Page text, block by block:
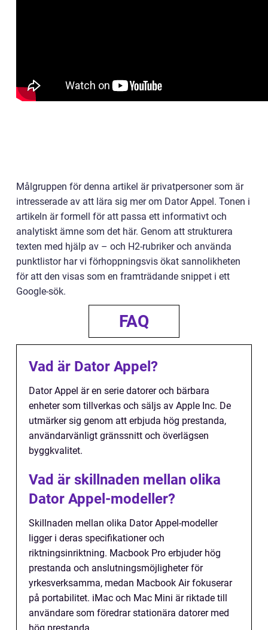
Målgruppen för denna artikel är privatpersoner som är
intresserade av att lära sig mer om Dator Appel. Tonen i
artikeln är formell för att passa ett informativt och
analytiskt ämne som det här. Genom att strukturera
texten med hjälp av – och H2-rubriker och använda
punktlistor har vi förhoppningsvis ökat sannolikheten
för att den visas som en framträdande snippet i ett
Google-sök.
FAQ
Vad är Dator Appel?
Dator Appel är en serie datorer och bärbara
enheter som tillverkas och säljs av Apple Inc. De
utmärker sig genom att erbjuda hög prestanda,
användarvänligt gränssnitt och överlägsen
byggkvalitet.
Vad är skillnaden mellan olika
Dator Appel-modeller?
Skillnaden mellan olika Dator Appel-modeller
ligger i deras specifikationer och
riktningsinriktning. Macbook Pro erbjuder hög
prestanda och anslutningsmöjligheter för
yrkesverksamma, medan Macbook Air fokuserar
på portabilitet. iMac och Mac Mini är riktade till
användare som föredrar stationära datorer med